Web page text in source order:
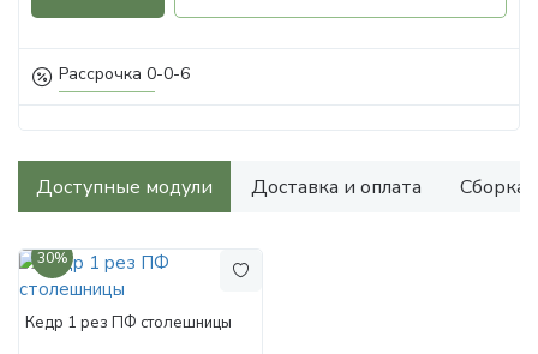
Рассрочка 0-0-6
Доступные модули Доставка и оплата Сборка
30%
Кедр 1 рез ПФ столешницы